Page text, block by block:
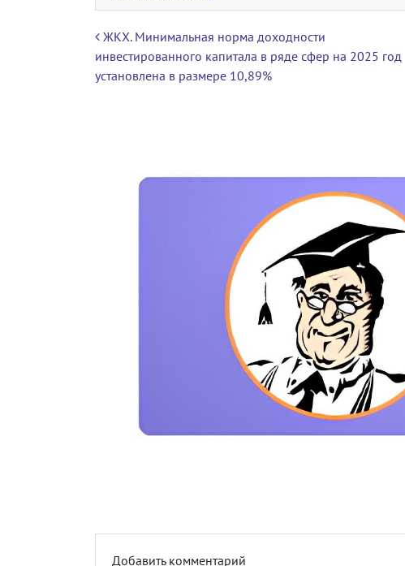
Навигация по записям
ЖКХ. Минимальная норма доходности
инвестированного капитала в ряде сфер на 2025 год
установлена в размере 10,89%
Добавить комментарий